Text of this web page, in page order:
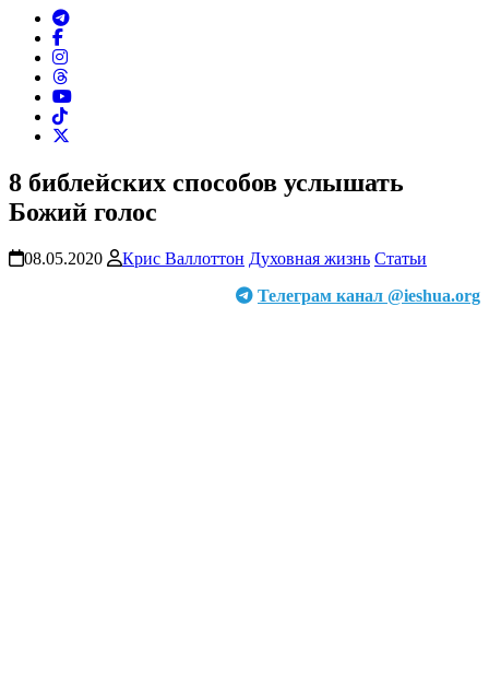
8 библейских способов услышать
Божий голос
08.05.2020 Крис Валлоттон Духовная жизнь Статьи
Телеграм канал @ieshua.org